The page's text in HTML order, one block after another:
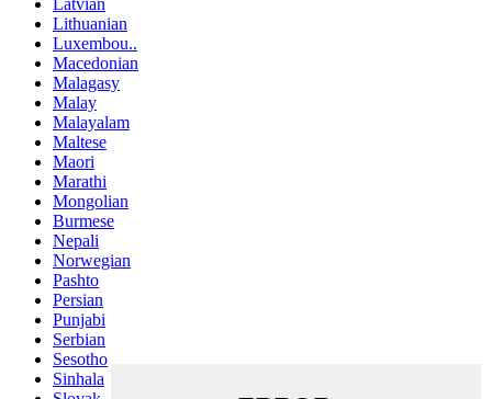
Lithuanian
Luxembou..
Macedonian
Malagasy
Malay
Malayalam
Maltese
Maori
Marathi
Mongolian
Burmese
Nepali
Norwegian
Pashto
Persian
Punjabi
Serbian
Sesotho
Sinhala